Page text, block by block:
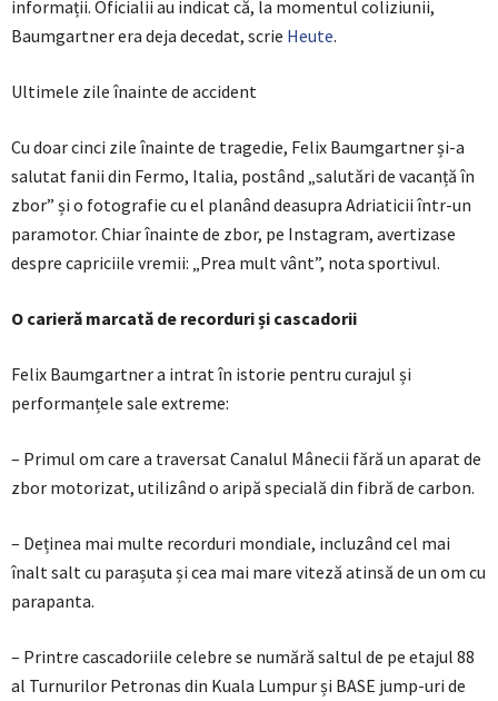
informații. Oficialii au indicat că, la momentul coliziunii,
Baumgartner era deja decedat, scrie Heute.
Ultimele zile înainte de accident
Cu doar cinci zile înainte de tragedie, Felix Baumgartner și-a
salutat fanii din Fermo, Italia, postând „salutări de vacanță în
zbor” și o fotografie cu el planând deasupra Adriaticii într-un
paramotor. Chiar înainte de zbor, pe Instagram, avertizase
despre capriciile vremii: „Prea mult vânt”, nota sportivul.
O carieră marcată de recorduri și cascadorii
Felix Baumgartner a intrat în istorie pentru curajul și
performanțele sale extreme:
– Primul om care a traversat Canalul Mânecii fără un aparat de
zbor motorizat, utilizând o aripă specială din fibră de carbon.
– Deținea mai multe recorduri mondiale, incluzând cel mai
înalt salt cu parașuta și cea mai mare viteză atinsă de un om cu
parapanta.
– Printre cascadoriile celebre se numără saltul de pe etajul 88
al Turnurilor Petronas din Kuala Lumpur și BASE jump-uri de